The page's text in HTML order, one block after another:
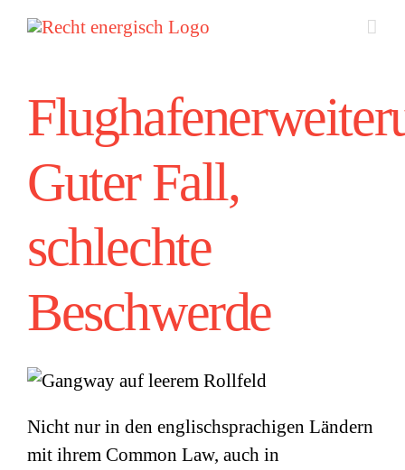
Zum
Inhalt
Guter Fall,
schlechte
Beschwerde
Nicht nur in den englischsprachigen Ländern
mit ihrem Common Law, auch in